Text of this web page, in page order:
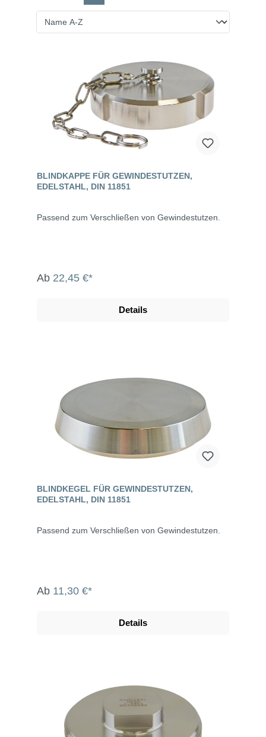
BLINDKAPPE FÜR GEWINDESTUTZEN,
EDELSTAHL, DIN 11851
Passend zum Verschließen von Gewindestutzen.
Ab 22,45 €*
Details
BLINDKEGEL FÜR GEWINDESTUTZEN,
EDELSTAHL, DIN 11851
Passend zum Verschließen von Gewindestutzen.
Ab 11,30 €*
Details